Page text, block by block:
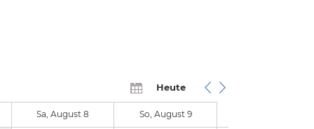
Heute
Sa, August 8 So, August 9